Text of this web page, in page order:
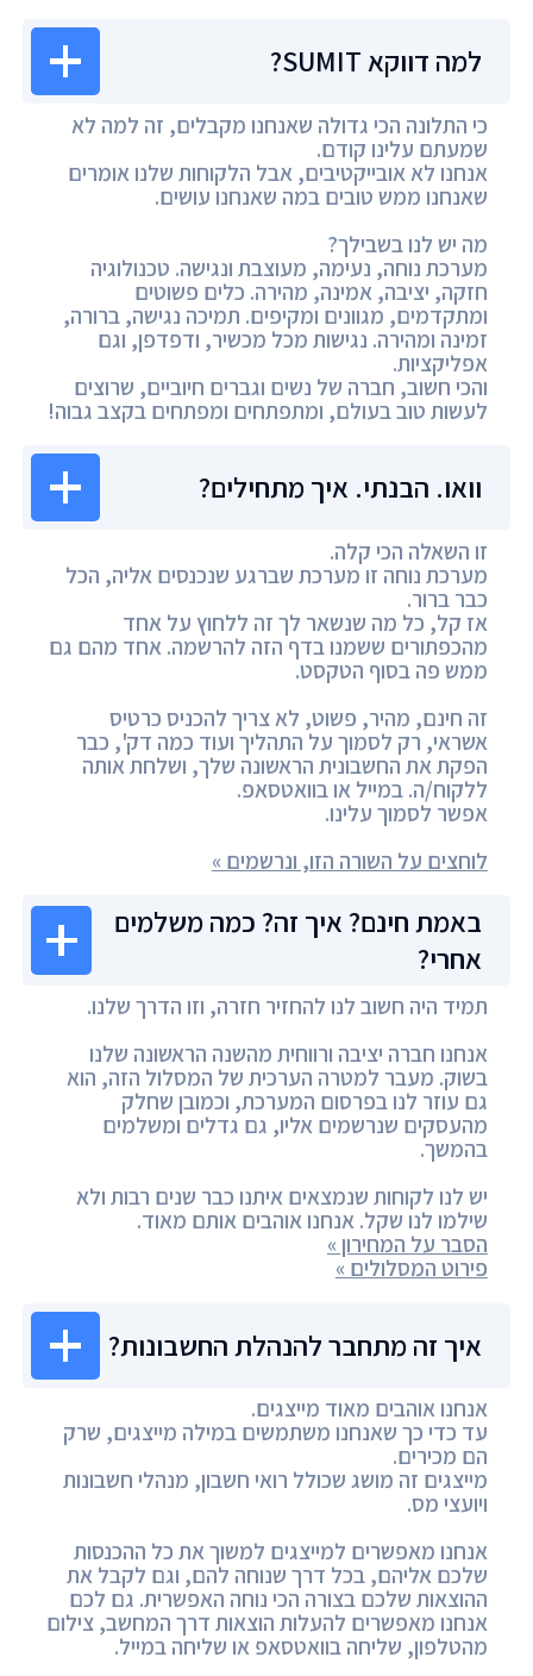
למה דווקא SUMIT?
כי התלונה הכי גדולה שאנחנו מקבלים, זה למה לא
שמעתם עלינו קודם.
אנחנו לא אובייקטיבים, אבל הלקוחות שלנו אומרים
שאנחנו ממש טובים במה שאנחנו עושים.
מה יש לנו בשבילך?
מערכת נוחה, נעימה, מעוצבת ונגישה. טכנולוגיה
חזקה, יציבה, אמינה, מהירה. כלים פשוטים
ומתקדמים, מגוונים ומקיפים. תמיכה נגישה, ברורה,
זמינה ומהירה. נגישות מכל מכשיר, ודפדפן, וגם
אפליקציות.
והכי חשוב, חברה של נשים וגברים חיוביים, שרוצים
לעשות טוב בעולם, ומתפתחים ומפתחים בקצב גבוה!
וואו. הבנתי. איך מתחילים?
זו השאלה הכי קלה.
מערכת נוחה זו מערכת שברגע שנכנסים אליה, הכל
כבר ברור.
אז קל, כל מה שנשאר לך זה ללחוץ על אחד
מהכפתורים ששמנו בדף הזה להרשמה. אחד מהם גם
ממש פה בסוף הטקסט.
זה חינם, מהיר, פשוט, לא צריך להכניס כרטיס
אשראי, רק לסמוך על התהליך ועוד כמה דק', כבר
הפקת את החשבונית הראשונה שלך, ושלחת אותה
ללקוח/ה. במייל או בוואטסאפ.
אפשר לסמוך עלינו.
לוחצים על השורה הזו, ונרשמים »
באמת חינם? איך זה? כמה משלמים
אחרי?
תמיד היה חשוב לנו להחזיר חזרה, וזו הדרך שלנו.
אנחנו חברה יציבה ורווחית מהשנה הראשונה שלנו
בשוק. מעבר למטרה הערכית של המסלול הזה, הוא
גם עוזר לנו בפרסום המערכת, וכמובן שחלק
מהעסקים שנרשמים אליו, גם גדלים ומשלמים
בהמשך.
יש לנו לקוחות שנמצאים איתנו כבר שנים רבות ולא
שילמו לנו שקל. אנחנו אוהבים אותם מאוד.
הסבר על המחירון »
פירוט המסלולים »
איך זה מתחבר להנהלת החשבונות?
אנחנו אוהבים מאוד מייצגים.
עד כדי כך שאנחנו משתמשים במילה מייצגים, שרק
הם מכירים.
מייצגים זה מושג שכולל רואי חשבון, מנהלי חשבונות
ויועצי מס.
אנחנו מאפשרים למייצגים למשוך את כל ההכנסות
שלכם אליהם, בכל דרך שנוחה להם, וגם לקבל את
ההוצאות שלכם בצורה הכי נוחה האפשרית. גם לכם
אנחנו מאפשרים להעלות הוצאות דרך המחשב, צילום
מהטלפון, שליחה בוואטסאפ או שליחה במייל.